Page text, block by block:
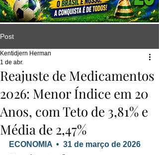
Post
Reajuste de Medicamentos
2026: Menor Índice em 20
Anos, com Teto de 3,81% e
Média de 2,47%
Kentidjern Herman
1 de abr.
ECONOMIA  •  31 de março de 2026